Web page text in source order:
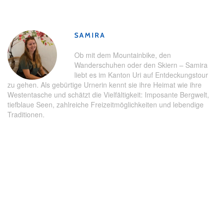
SAMIRA
Ob mit dem Mountainbike, den
Wanderschuhen oder den Skiern – Samira
liebt es im Kanton Uri auf Entdeckungstour
zu gehen. Als gebürtige Urnerin kennt sie ihre Heimat wie ihre
Westentasche und schätzt die Vielfältigkeit: Imposante Bergwelt,
tiefblaue Seen, zahlreiche Freizeitmöglichkeiten und lebendige
Traditionen.